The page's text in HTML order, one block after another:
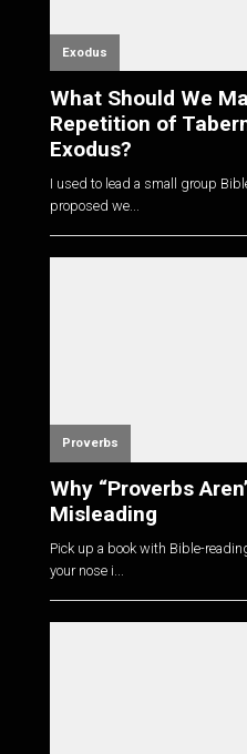
Exodus
What Should We
Repetition of
Exodus?
I used to lead a small group
proposed we...
Proverbs
Why “Proverbs
Misleading
Pick up a book with Bible-
your nose i...